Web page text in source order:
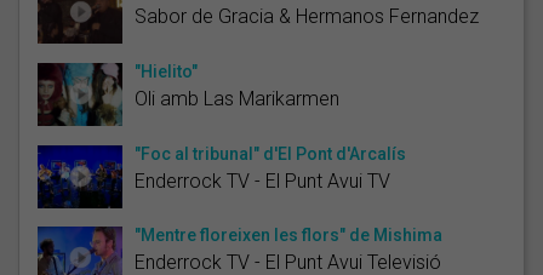
Sabor de Gracia & Hermanos Fernandez
"Hielito"
Oli amb Las Marikarmen
"Foc al tribunal" d'El Pont d'Arcalís
Enderrock TV - El Punt Avui TV
"Mentre floreixen les flors" de Mishima
Enderrock TV - El Punt Avui Televisió